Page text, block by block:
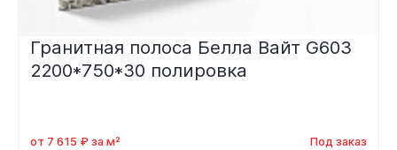
Гранитная полоса Белла Вайт G603
2200*750*30 полировка
от 7 615 ₽ за м² Под заказ